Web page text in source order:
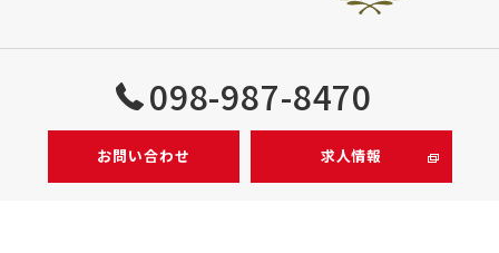
098-987-8470
お問い合わせ 求人情報